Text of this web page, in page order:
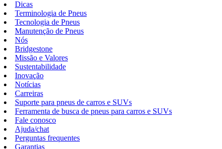
Dicas
Terminologia de Pneus
Tecnologia de Pneus
Manutenção de Pneus
Nós
Bridgestone
Missão e Valores
Sustentabilidade
Inovação
Notícias
Carreiras
Suporte para pneus de carros e SUVs
Ferramenta de busca de pneus para carros e SUVs
Fale conosco
Ajuda/chat
Perguntas frequentes
Garantias